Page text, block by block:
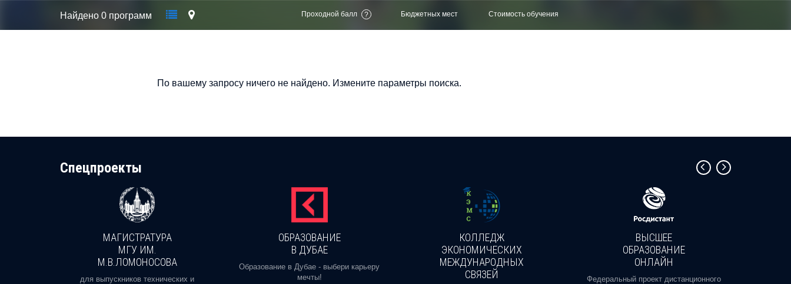
Найдено 0 программ Проходной балл ? Бюджетных мест Стоимость обучения
По вашему запросу ничего не найдено. Измените параметры поиска.
Cпецпроекты
МАГИСТРАТУРА
МГУ ИМ.
М.В.ЛОМОНОСОВА
для выпускников технических и
ОБРАЗОВАНИЕ
В ДУБАЕ
Образование в Дубае - выбери карьеру
мечты!
КОЛЛЕДЖ
ЭКОНОМИЧЕСКИХ
МЕЖДУНАРОДНЫХ
СВЯЗЕЙ
ВЫСШЕЕ
ОБРАЗОВАНИЕ
ОНЛАЙН
Федеральный проект дистанционного